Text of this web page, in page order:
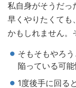
私自身がそうだっ
早くやりたくても
かもしれません。
そもそもやろ
陥っている可能
1度後手に回る